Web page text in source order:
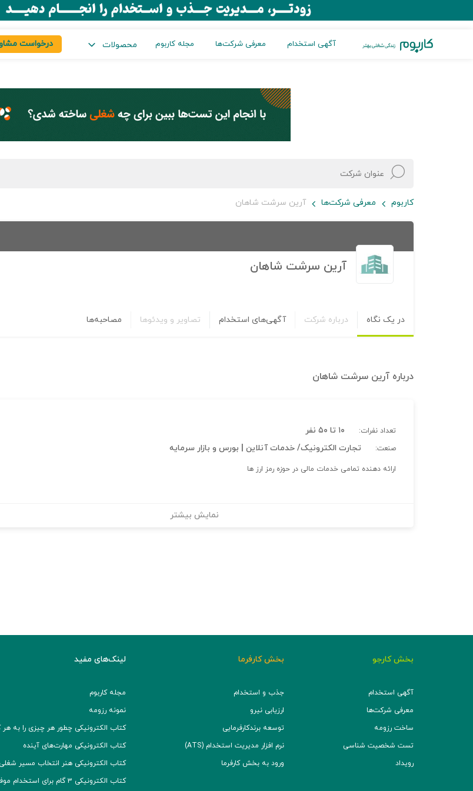
آگهی استخدام معرفی شرکت‌ها مجله کاربوم محصولات درخواست
کاربوم معرفی شرکت‌ها آرین سرشت شاهان
آرین سرشت شاهان
در یک نگاه درباره شرکت آگهی‌های استخدام تصاویر و ویدئوها مصاحبه‌ها
درباره آرین سرشت شاهان
تعداد نفرات: ۱۰ تا ۵۰ نفر
صنعت: تجارت الکترونیک/ خدمات آنلاین | بورس و بازار سرمایه
ارائه دهنده تمامی خدمات مالی در حوزه رمز ارز ها
نمایش بیشتر
بخش کارجو
آگهی استخدام
معرفی شرکت‌ها
ساخت رزومه
تست شخصیت شناسی
رویداد
بخش کارفرما
جذب و استخدام
ارزیابی نیرو
توسعه برند‌کارفرمایی
نرم افزار مدیریت استخدام (ATS)
ورود به بخش کارفرما
لینک‌های مفید
مجله کاربوم
نمونه رزومه
کتاب الکترونیکی چطور هر چیزی را به
کتاب الکترونیکی مهارت‌های آینده
کتاب الکترونیکی هنر انتخاب مسیر شغلی
کتاب الکترونیکی ۳ گام برای استخدام موفق